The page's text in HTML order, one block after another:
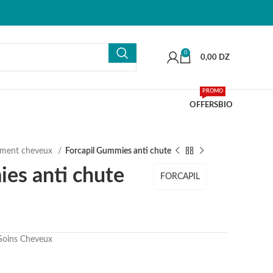
0
0,00 DZ
OFFERS
PROMO
BIO
cheveux Forcapil Gummies anti chute
anti chute FORCAPIL
Cheveux